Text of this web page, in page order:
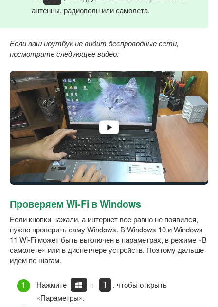
антенны, радиоволн или самолета.
Если ваш ноутбук не видит беспроводные сети,
посмотрите следующее видео:
Проверяем Wi-Fi в Windows
Если кнопки нажали, а интернет все равно не появился,
нужно проверить саму Windows. В Windows 10 и Windows
11 Wi-Fi может быть выключен в параметрах, в режиме «В
самолете» или в диспетчере устройств. Поэтому дальше
идем по шагам.
Нажмите + I
, чтобы открыть
«Параметры».